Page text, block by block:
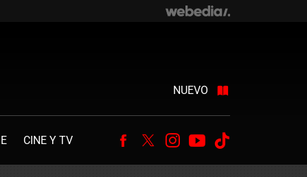
NUEVO
CINE Y TV Facebook
TwitterInstagram
Youtube